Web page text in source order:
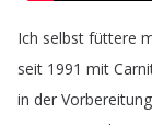
Ich selbst füttere
seit 1991 mit
in der Vorbereitung